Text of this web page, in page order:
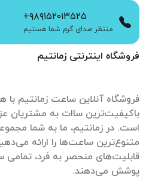
فروشگاه اینترنتی زمانتیم
فروشگاه آنلاین ساعت زمانتیم با
باکیفیت‌ترین ساات‌ به مشتریان
است. در زمانتیم، ما به شما
متنوع‌ترین ساعت‌ها را ارائه
قابلیت‌های منحصر به فرد، تمامی
پوشش می‌دهند.
+۹۸۹۱۵۲۰۱۳۵۲۵
منتظر صدای گرم شما هستیم